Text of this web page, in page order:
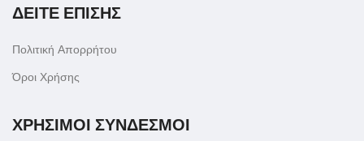
ΔΕΙΤΕ ΕΠΙΣΗΣ
Πολιτική Απορρήτου
Όροι Χρήσης
ΧΡΗΣΙΜΟΙ ΣΥΝΔΕΣΜΟΙ